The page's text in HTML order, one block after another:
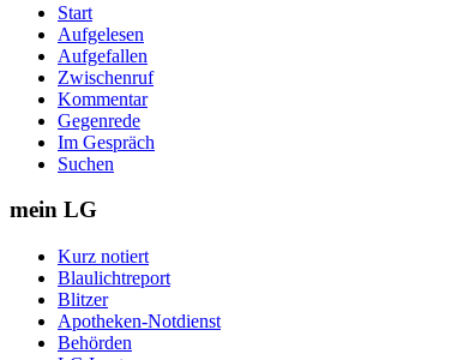
Start
Aufgelesen
Aufgefallen
Zwischenruf
Kommentar
Gegenrede
Im Gespräch
Suchen
mein LG
Kurz notiert
Blaulichtreport
Blitzer
Apotheken-Notdienst
Behörden